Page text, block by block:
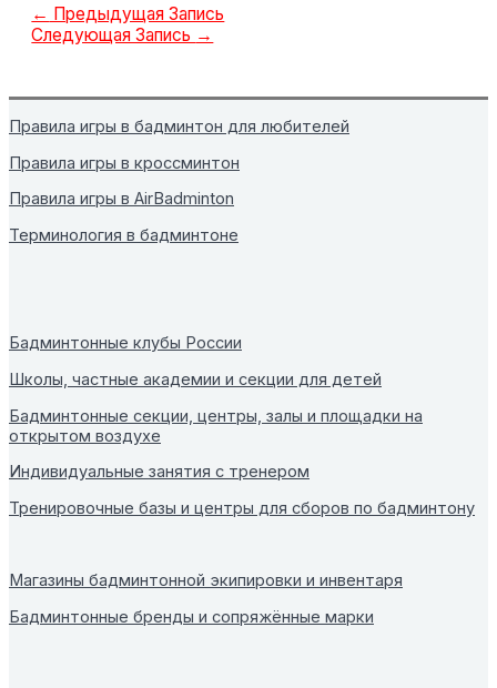
← Предыдущая Запись
Следующая Запись →
Правила игры в бадминтон для любителей
Правила игры в кроссминтон
Правила игры в AirBadminton
Терминология в бадминтоне
Бадминтонные клубы России
Школы, частные академии и секции для детей
Бадминтонные секции, центры, залы и площадки на
открытом воздухе
Индивидуальные занятия с тренером
Тренировочные базы и центры для сборов по бадминтону
Магазины бадминтонной экипировки и инвентаря
Бадминтонные бренды и сопряжённые марки